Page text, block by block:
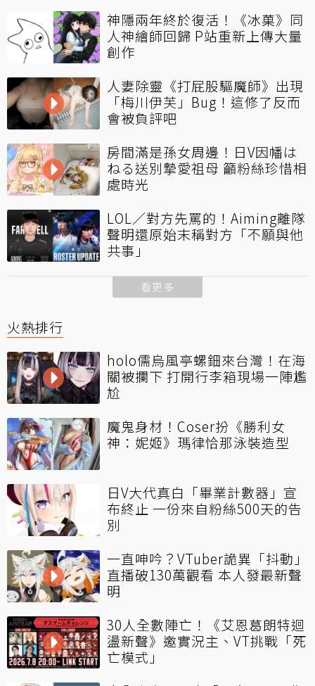
神隱兩年終於復活！《冰菓》同
人神繪師回歸 P站重新上傳大量
創作
人妻除靈《打屁股驅魔師》出現
「梅川伊芙」Bug！這修了反而
會被負評吧
房間滿是孫女周邊！日V因幡は
ねる送別摯愛祖母 籲粉絲珍惜相
處時光
LOL／對方先罵的！Aiming離隊
聲明還原始末稱對方「不願與他
共事」
看更多
火熱排行
holo儒烏風亭螺鈿來台灣！在海
關被攔下 打開行李箱現場一陣尷
尬
魔鬼身材！Coser扮《勝利女
神：妮姬》瑪律恰那泳裝造型
日V大代真白「畢業計數器」宣
布終止 一份來自粉絲500天的告
別
一直呻吟？VTuber詭異「抖動」
直播破130萬觀看 本人發最新聲
明
30人全數陣亡！《艾恩葛朗特迴
盪新聲》邀實況主、VT挑戰「死
亡模式」